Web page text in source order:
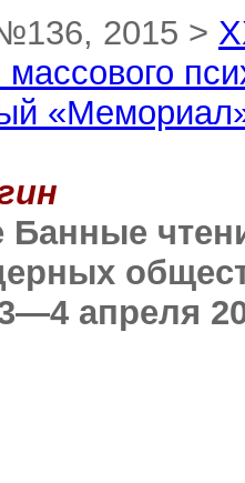
2015 >
массового
апреля